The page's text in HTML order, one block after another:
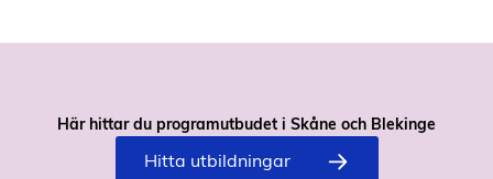
Här hittar du programutbudet i Skåne och Blekinge
Hitta utbildningar